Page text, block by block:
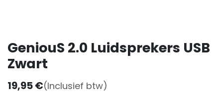
GeniouS 2.0 Luidsprekers USB
Zwart
19,95€(Inclusief btw)